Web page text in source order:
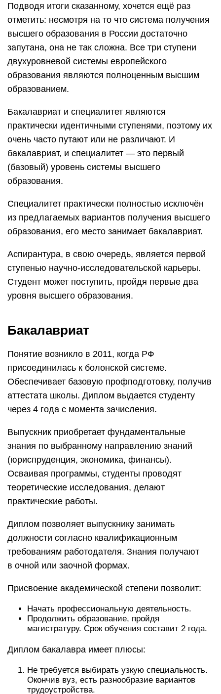
Подводя итоги сказанному, хочется ещё раз
отметить: несмотря на то что система получения
высшего образования в России достаточно
запутана, она не так сложна. Все три ступени
двухуровневой системы европейского
образования являются полноценным высшим
образованием.
Бакалавриат и специалитет являются
практически идентичными ступенями, поэтому их
очень часто путают или не различают. И
бакалавриат, и специалитет — это первый
(базовый) уровень системы высшего
образования.
Специалитет практически полностью исключён
из предлагаемых вариантов получения высшего
образования, его место занимает бакалавриат.
Аспирантура, в свою очередь, является первой
ступенью научно-исследовательской карьеры.
Студент может поступить, пройдя первые два
уровня высшего образования.
Бакалавриат
Понятие возникло в 2011, когда РФ
присоединилась к болонской системе.
Обеспечивает базовую профподготовку, получив
аттестата школы. Диплом выдается студенту
через 4 года с момента зачисления.
Выпускник приобретает фундаментальные
знания по выбранному направлению знаний
(юриспруденция, экономика, финансы).
Осваивая программы, студенты проводят
теоретические исследования, делают
практические работы.
Диплом позволяет выпускнику занимать
должности согласно квалификационным
требованиям работодателя. Знания получают
в очной или заочной формах.
Присвоение академической степени позволит:
Начать профессиональную деятельность.
Продолжить образование, пройдя
магистратуру. Срок обучения составит 2 года.
Диплом бакалавра имеет плюсы:
Не требуется выбирать узкую специальность.
Окончив вуз, есть разнообразие вариантов
трудоустройства.